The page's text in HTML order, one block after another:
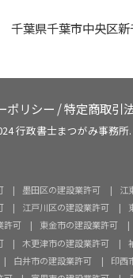
葉県千葉市中央区新
ポリシー /特定商取引
行政書士まつがみ事務
墨田区の建設業許可
江
江戸川区の建設業許可
許可
東金市の建設業許可
木更津市の建設業許可
白井市の建設業許可
印西